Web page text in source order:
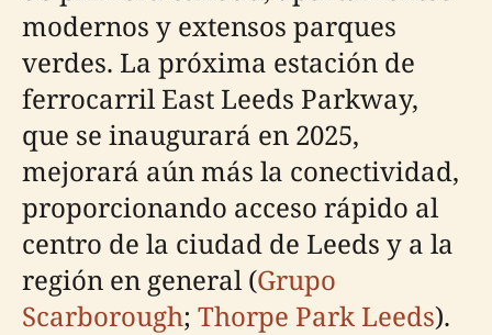
modernos y extensos parques
verdes. La próxima estación de
ferrocarril East Leeds Parkway,
que se inaugurará en 2025,
mejorará aún más la conectividad,
proporcionando acceso rápido al
centro de la ciudad de Leeds y a la
región en general (Grupo
Scarborough; Thorpe Park Leeds).